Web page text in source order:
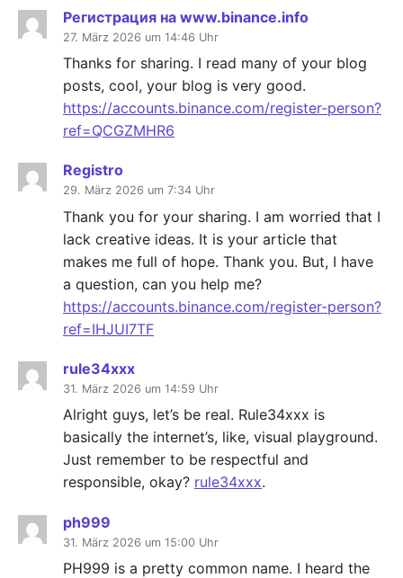
Регистрация на www.binance.info
27. März 2026 um 14:46 Uhr
Thanks for sharing. I read many of your blog
posts, cool, your blog is very good.
https://accounts.binance.com/register-person?
ref=QCGZMHR6
Registro
29. März 2026 um 7:34 Uhr
Thank you for your sharing. I am worried that I
lack creative ideas. It is your article that
makes me full of hope. Thank you. But, I have
a question, can you help me?
https://accounts.binance.com/register-person?
ref=IHJUI7TF
rule34xxx
31. März 2026 um 14:59 Uhr
Alright guys, let’s be real. Rule34xxx is
basically the internet’s, like, visual playground.
Just remember to be respectful and
responsible, okay? rule34xxx.
ph999
31. März 2026 um 15:00 Uhr
PH999 is a pretty common name. I heard the